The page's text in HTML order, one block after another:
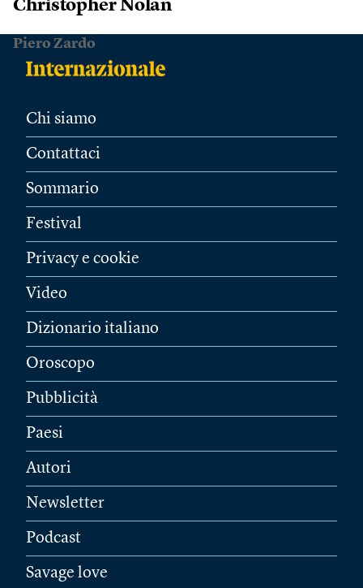
Christopher Nolan
Piero Zardo
Chi siamo
Contattaci
Sommario
Festival
Privacy e cookie
Video
Dizionario italiano
Oroscopo
Pubblicità
Paesi
Autori
Newsletter
Podcast
Savage love